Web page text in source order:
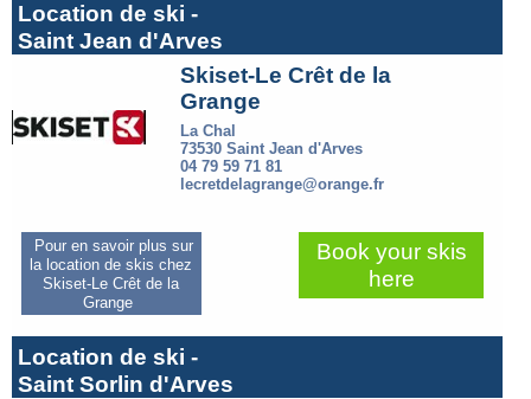
Location de ski -
Saint Jean d'Arves
Skiset-Le Crêt de la
Grange
La Chal
73530 Saint Jean d'Arves
04 79 59 71 81
lecretdelagrange@orange.fr
Pour en savoir plus sur
la location de skis chez
Skiset-Le Crêt de la
Grange
Book your skis
here
Location de ski -
Saint Sorlin d'Arves